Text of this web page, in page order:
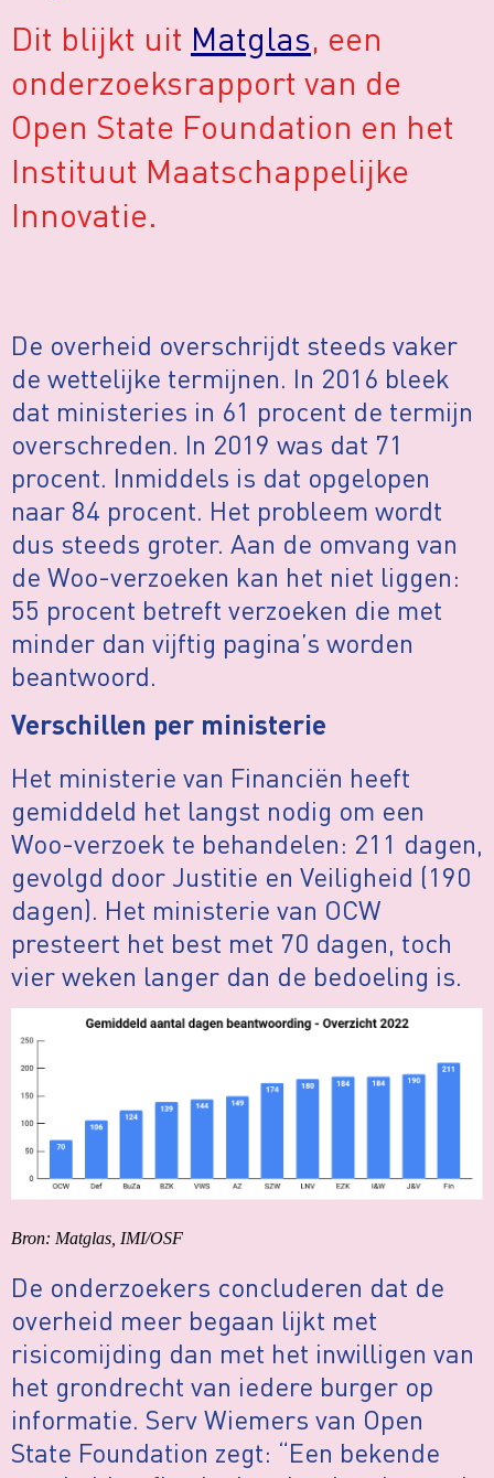
Dit blijkt uit Matglas, een
onderzoeksrapport van de
Open State Foundation en het
Instituut Maatschappelijke
Innovatie.
De overheid overschrijdt steeds vaker
de wettelijke termijnen. In 2016 bleek
dat ministeries in 61 procent de termijn
overschreden. In 2019 was dat 71
procent. Inmiddels is dat opgelopen
naar 84 procent. Het probleem wordt
dus steeds groter. Aan de omvang van
de Woo-verzoeken kan het niet liggen:
55 procent betreft verzoeken die met
minder dan vijftig pagina’s worden
beantwoord.
Verschillen per ministerie
Het ministerie van Financiën heeft
gemiddeld het langst nodig om een
Woo-verzoek te behandelen: 211 dagen,
gevolgd door Justitie en Veiligheid (190
dagen). Het ministerie van OCW
presteert het best met 70 dagen, toch
vier weken langer dan de bedoeling is.
Bron: Matglas, IMI/OSF
De onderzoekers concluderen dat de
overheid meer begaan lijkt met
risicomijding dan met het inwilligen van
het grondrecht van iedere burger op
informatie. Serv Wiemers van Open
State Foundation zegt: “Een bekende